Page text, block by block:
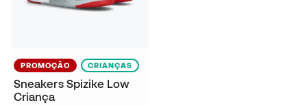
PROMOÇÃO CRIANÇAS
Sneakers Spizike Low
Criança